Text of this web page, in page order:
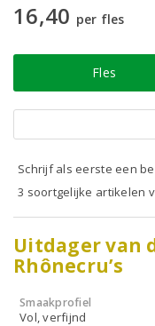
16,40 per fles
Fles
Schrijf als eerste een
3 soortgelijke artikelen
Uitdager van
Rhônecru’s
Smaakprofiel
Vol, verfijnd